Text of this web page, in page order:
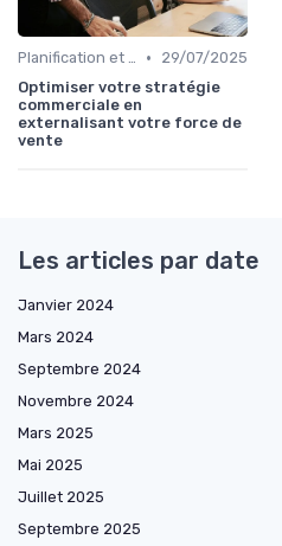
Planification et stratégie de vente •
29/07/2025
Optimiser votre stratégie
commerciale en
externalisant votre force de
vente
Les articles par date
Janvier 2024
Mars 2024
Septembre 2024
Novembre 2024
Mars 2025
Mai 2025
Juillet 2025
Septembre 2025